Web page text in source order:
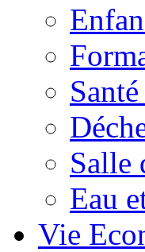
Salle
Eau
Vie